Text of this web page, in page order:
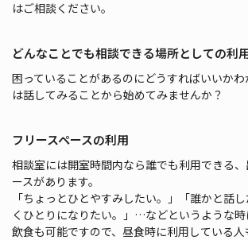
はご相談ください。
どんなことでも相談できる場所としての利
困っていることがあるのにどうすればいいか
は話してみることから始めてみませんか？
フリースペースの利用
相談室には開室時間内なら誰でも利用できる
ースがあります。
「ちょっとひとやすみしたい。」「誰かと話
くひとりになりたい。」…などというような時
飲食も可能ですので、昼食時に利用している人